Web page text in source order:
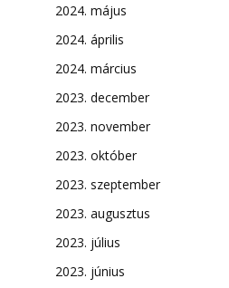
2024. május
2024. április
2024. március
2023. december
2023. november
2023. október
2023. szeptember
2023. augusztus
2023. július
2023. június